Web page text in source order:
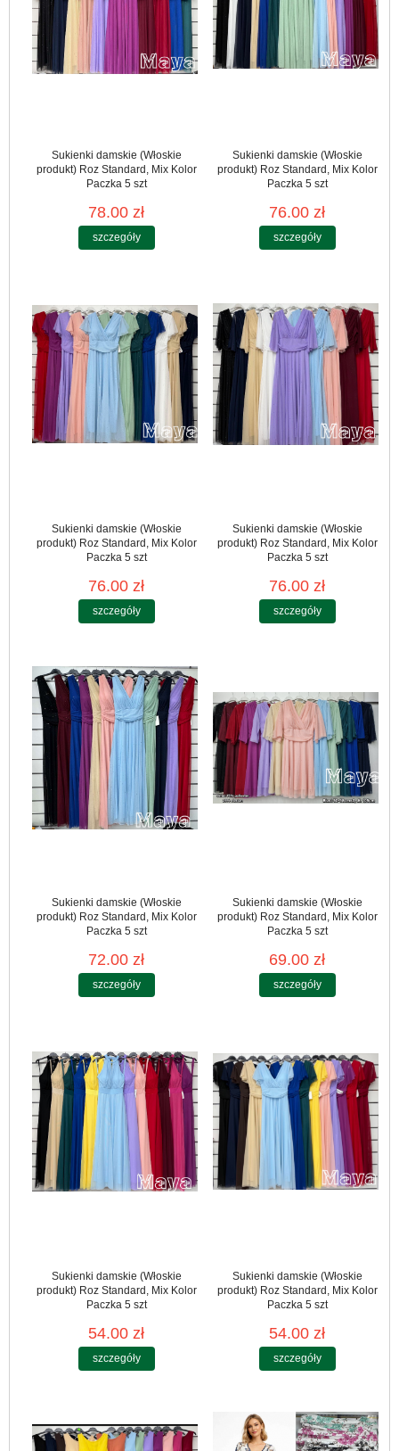
Sukienki damskie (Włoskie
produkt) Roz Standard, Mix Kolor
Paczka 5 szt
78.00 zł
szczegóły
Sukienki damskie (Włoskie
produkt) Roz Standard, Mix Kolor
Paczka 5 szt
76.00 zł
szczegóły
Sukienki damskie (Włoskie
produkt) Roz Standard, Mix Kolor
Paczka 5 szt
76.00 zł
szczegóły
Sukienki damskie (Włoskie
produkt) Roz Standard, Mix Kolor
Paczka 5 szt
76.00 zł
szczegóły
Sukienki damskie (Włoskie
produkt) Roz Standard, Mix Kolor
Paczka 5 szt
72.00 zł
szczegóły
Sukienki damskie (Włoskie
produkt) Roz Standard, Mix Kolor
Paczka 5 szt
69.00 zł
szczegóły
Sukienki damskie (Włoskie
produkt) Roz Standard, Mix Kolor
Paczka 5 szt
54.00 zł
szczegóły
Sukienki damskie (Włoskie
produkt) Roz Standard, Mix Kolor
Paczka 5 szt
54.00 zł
szczegóły